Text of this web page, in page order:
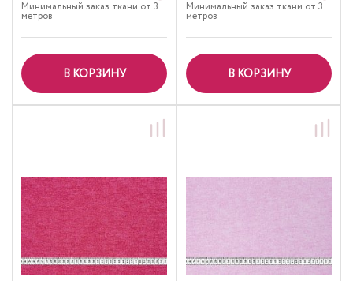
Минимальный заказ ткани от 3
метров
В КОРЗИНУ
Минимальный заказ ткани от 3
метров
В КОРЗИНУ